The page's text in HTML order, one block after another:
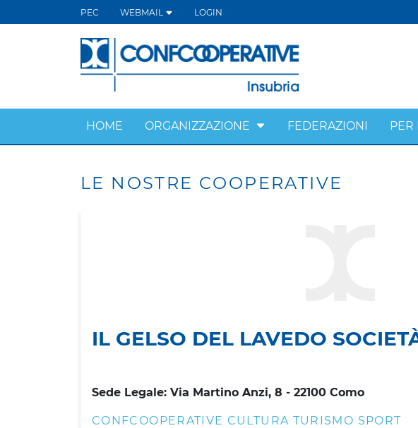
PEC WEBMAIL LOGIN
HOME ORGANIZZAZIONE FEDERAZIONI PER
LE NOSTRE COOPERATIVE
IL GELSO DEL LAVEDO
Sede Legale: Via Martino Anzi, 8 - 22100 Como
CONFCOOPERATIVE CULTURA TURISMO SPORT